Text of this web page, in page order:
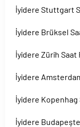
İyidere Stuttgart
İyidere Brüksel
İyidere Zürih Saat
İyidere
İyidere Kopenhag
İyidere Budapeşte